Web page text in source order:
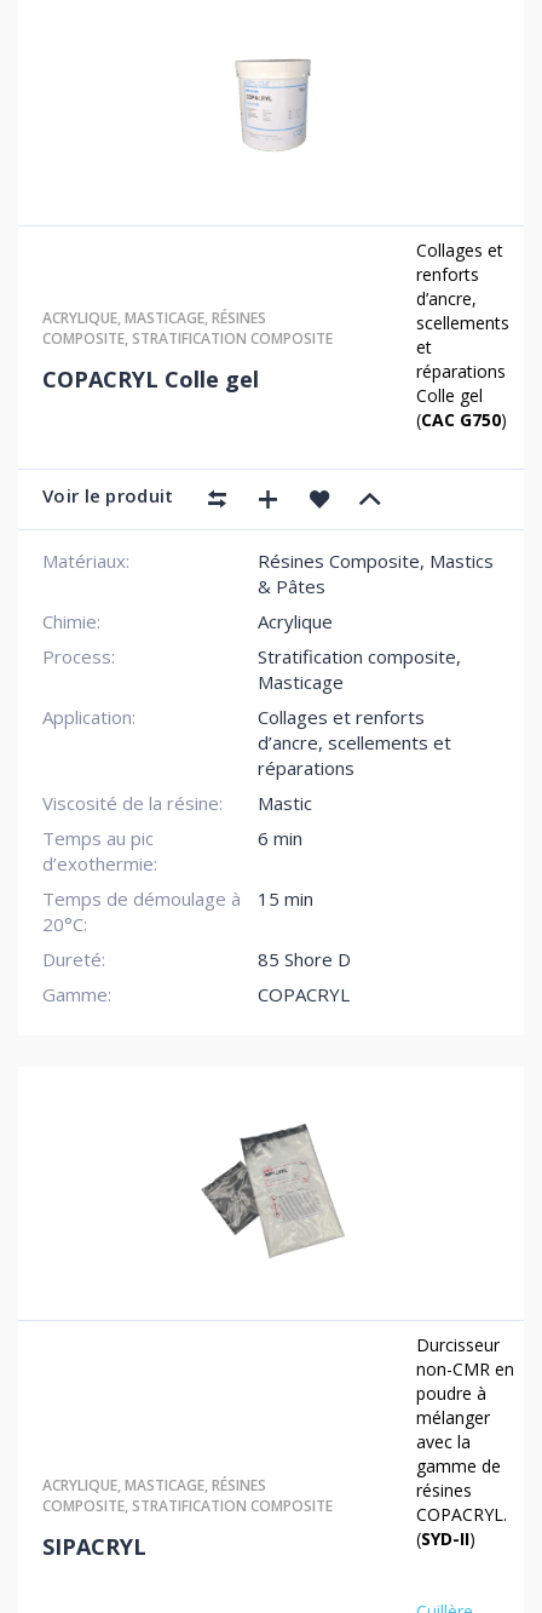
ACRYLIQUE,MASTICAGE,RÉSINES
COMPOSITE,STRATIFICATION COMPOSITE
COPACRYL Colle gel
Collages et
renforts
d’ancre,
scellements
et
réparations
Colle gel
(CAC G750)
Voir le produit
Matériaux:
Résines Composite, Mastics
& Pâtes
Chimie:
Acrylique
Process:
Stratification composite,
Masticage
Application:
Collages et renforts
d’ancre, scellements et
réparations
Viscosité de la résine:
Mastic
Temps au pic
d’exothermie:
6 min
Temps de démoulage à
20°C:
15 min
Dureté:
85 Shore D
Gamme:
COPACRYL
ACRYLIQUE,MASTICAGE,RÉSINES
COMPOSITE,STRATIFICATION COMPOSITE
SIPACRYL
Durcisseur
non-CMR en
poudre à
mélanger
avec la
gamme de
résines
COPACRYL.
(SYD-II)